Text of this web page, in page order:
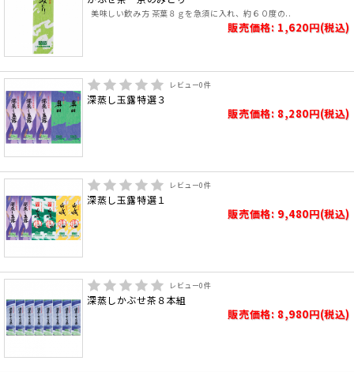
美味しい飲み方 茶葉８ｇを急須に入れ、約６０度の..
販売価格: 1,620円(税込)
レビュー0件
深蒸し玉露特選３
販売価格: 8,280円(税込)
レビュー0件
深蒸し玉露特選１
販売価格: 9,480円(税込)
レビュー0件
深蒸しかぶせ茶８本組
販売価格: 8,980円(税込)